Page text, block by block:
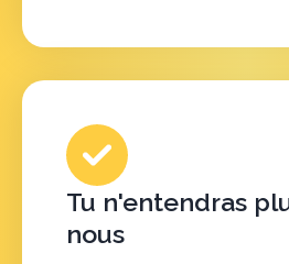
Tu n'entendras
nous